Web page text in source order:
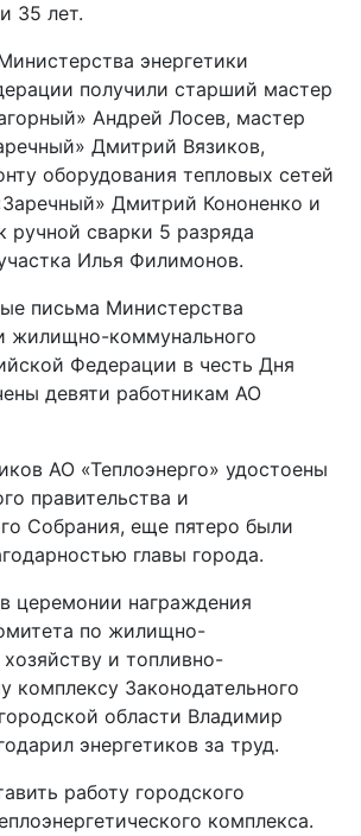
35 лет.
энергетики
получили старший мастер
Андрей Лосев, мастер
Дмитрий Вязиков,
оборудования тепловых сетей
Дмитрий Кононенко и
ручной сварки 5 разряда
Илья Филимонов.
письма Министерства
жилищно-коммунального
Федерации в честь Дня
девяти работникам АО
АО «Теплоэнерго» удостоены
правительства и
Собрания, еще пятеро были
главы города.
церемонии награждения
по жилищно-
и топливно-
комплексу Законодательного
области Владимир
энергетиков за труд.
работу городского
комплекса.